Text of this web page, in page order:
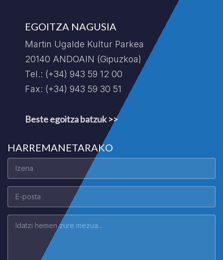
EGOITZA NAGUSIA
Martin Ugalde Kultur Parkea
20140 ANDOAIN (Gipuzkoa)
Tel.: (+34) 943 59 12 00
Fax: (+34) 943 59 30 51
Beste egoitza batzuk >>
HARREMANETARAKO